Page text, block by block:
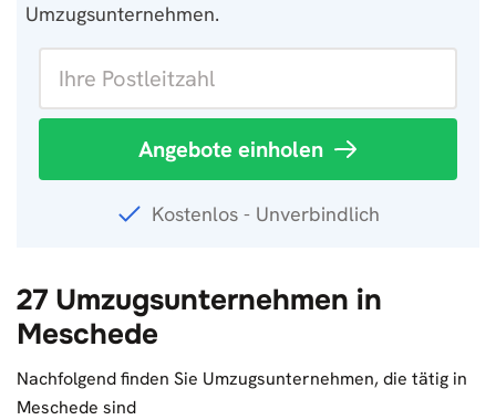
Umzugsunternehmen.
Angebote einholen
Kostenlos - Unverbindlich
27 Umzugsunternehmen in
Meschede
Nachfolgend finden Sie Umzugsunternehmen, die tätig in
Meschede sind